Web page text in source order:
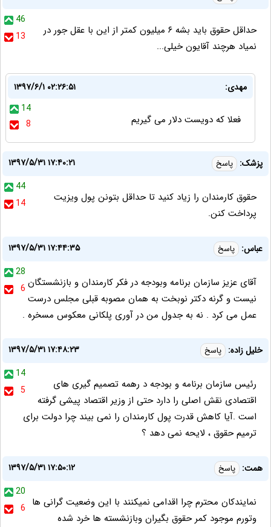
46
13
حداقل حقوق باید بشه ۶ میلیون کمتر از این با عقل جور در
نمیاد هرچند آقایون خیلی...
مهدی:
۱۳۹۷/۶/۱ ۰۲:۲۶:۵۱
14
8
فعلا که دویست دلار می گیریم
پزشک: پاسخ
۱۳۹۷/۵/۳۱ ۱۷:۴۰:۲۱
44
14
حقوق کارمندان را زیاد کنید تا حداقل بتونن پول ویزیت
پرداخت کنن.
عباس: پاسخ
۱۳۹۷/۵/۳۱ ۱۷:۴۴:۳۵
28
6 آقای عزیز سازمان برنامه وبودجه در فکر کارمندان و بازنشستگان
نیست و گرنه دکتر نوبخت به همان مصوبه قبلی مجلس درست
عمل می کرد . نه به جدول من در آوری پلکانی معکوس مسخره .
خلیل زاده: پاسخ
۱۳۹۷/۵/۳۱ ۱۷:۴۸:۲۳
14
5
رئیس سازمان برنامه و بودجه د رهمه تصمیم گیری های
اقتصادی نقش اصلی را دارد حتی از وزیر اقتصاد پیشی گرفته
است .آیا کاهش قدرت پول کارمندان را نمی بیند چرا دولت برای
ترمیم حقوق ، لایحه نمی دهد ؟
همت: پاسخ
۱۳۹۷/۵/۳۱ ۱۷:۵۰:۱۲
20
6 نمایندکان محترم چرا اقدامی نمیکنند با این وضعیت گرانی ها
وتورم موجود کمر حقوق بگیران وبازنشسته ها خرد شده